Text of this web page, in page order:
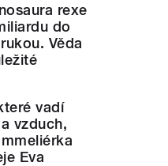
rexe
do
Věda
vadí
vzduch,
Eva